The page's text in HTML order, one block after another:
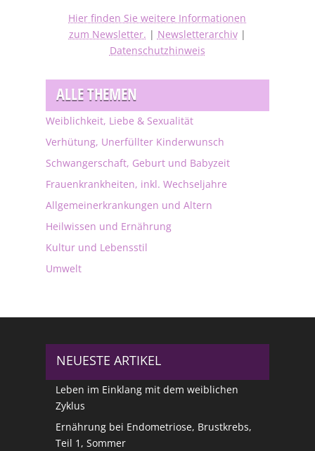
Hier finden Sie weitere Informationen
zum Newsletter. | Newsletterarchiv|
Datenschutzhinweis
ALLE THEMEN
Weiblichkeit, Liebe & Sexualität
Verhütung, Unerfüllter Kinderwunsch
Schwangerschaft, Geburt und Babyzeit
Frauenkrankheiten, inkl. Wechseljahre
Allgemeinerkrankungen und Altern
Heilwissen und Ernährung
Kultur und Lebensstil
Umwelt
NEUESTE ARTIKEL
Leben im Einklang mit dem weiblichen
Zyklus
Ernährung bei Endometriose, Brustkrebs,
Teil 1, Sommer